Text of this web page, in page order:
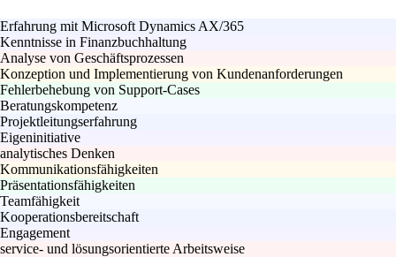
Erfahrung mit Microsoft Dynamics AX/365
Kenntnisse in Finanzbuchhaltung
Analyse von Geschäftsprozessen
Konzeption und Implementierung von Kundenanforderungen
Fehlerbehebung von Support-Cases
Beratungskompetenz
Projektleitungserfahrung
Eigeninitiative
analytisches Denken
Kommunikationsfähigkeiten
Präsentationsfähigkeiten
Teamfähigkeit
Kooperationsbereitschaft
Engagement
service- und lösungsorientierte Arbeitsweise